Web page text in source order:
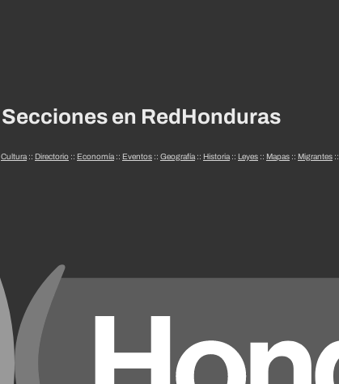
Secciones en RedHonduras
Cultura :: Directorio :: Economía :: Eventos :: Geografía :: Historia :: Leyes :: Mapas :: Migrantes ::